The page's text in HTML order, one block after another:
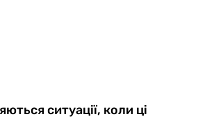
ситуації, коли ці